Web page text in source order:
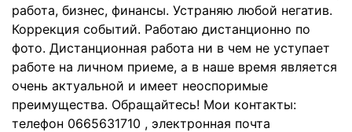
работа, бизнес, финансы. Устраняю любой негатив.
Коррекция событий. Работаю дистанционно по
фото. Дистанционная работа ни в чем не уступает
работе на личном приеме, а в наше время является
очень актуальной и имеет неоспоримые
преимущества. Обращайтесь! Мои контакты:
телефон 0665631710 , электронная почта